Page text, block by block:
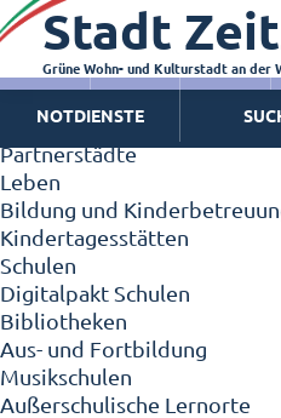
Zeitz - Die Kleinstadt
Willkommen in Zeitz!
Interview mit
Zeitz - Stadt der Zukunft
Ortschaften
Partnerstädte
Leben
Bildung und
Kindertagesstätten
Schulen
Digitalpakt Schulen
Bibliotheken
Aus- und Fortbildung
Musikschulen
Außerschulische Lernorte
Stadt
Grüne Wohn- und Kulturstadt an der
NOTDIENSTE